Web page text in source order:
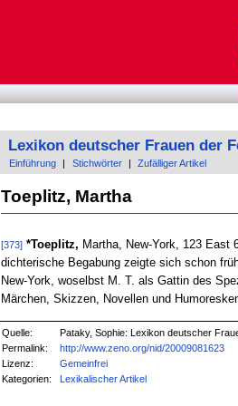
Lexikon deutscher Frauen der
Einführung Stichwörter Zufälliger Artikel
Toeplitz, Martha
[373] *Toeplitz, Martha, New-York, 123 East
dichterische Begabung zeigte sich schon
New-York, woselbst M. T. als Gattin des
Märchen, Skizzen, Novellen und
Quelle:
Pataky, Sophie: Lexikon deutscher
Permalink:
http://www.zeno.org/nid/20009081623
Lizenz:
Gemeinfrei
Kategorien:
Lexikalischer Artikel